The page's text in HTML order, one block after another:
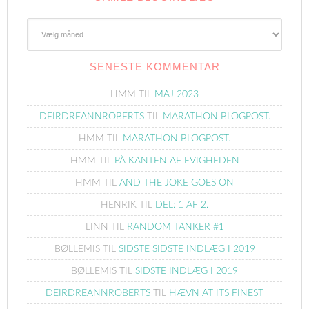
SENESTE KOMMENTAR
HMM TIL MAJ 2023
DEIRDREANNROBERTSTIL MARATHON BLOGPOST.
HMM TIL MARATHON BLOGPOST.
HMM TIL PÅ KANTEN AF EVIGHEDEN
HMM TIL AND THE JOKE GOES ON
HENRIK TIL DEL: 1 AF 2.
LINN TIL RANDOM TANKER #1
BØLLEMISTIL SIDSTE SIDSTE INDLÆG I 2019
BØLLEMIS TIL SIDSTE INDLÆG I 2019
DEIRDREANNROBERTS TIL HÆVN AT ITS FINEST